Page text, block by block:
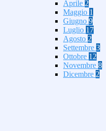
Aprile 2
Maggio 1
Giugno 9
Luglio 17
Agosto 2
Settembre 3
Ottobre 12
Novembre 8
Dicembre 2